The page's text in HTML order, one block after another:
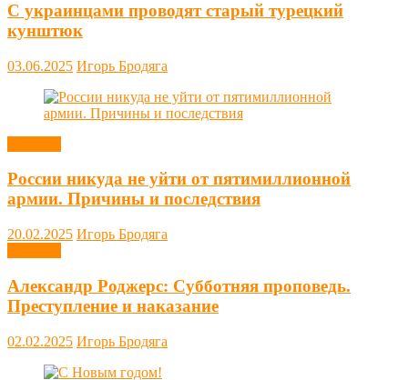
С украинцами проводят старый турецкий
кунштюк
03.06.2025 Игорь Бродяга
России никуда не уйти от пятимиллионной
армии. Причины и последствия
20.02.2025 Игорь Бродяга
Александр Роджерс: Субботняя проповедь.
Преступление и наказание
02.02.2025 Игорь Бродяга